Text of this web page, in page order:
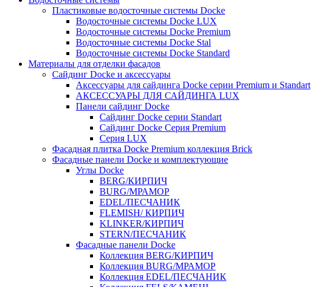
Пластиковые водосточные системы Docke
Водосточные системы Docke LUX
Водосточные системы Docke Premium
Водосточные системы Docke Stal
Водосточные системы Docke Standard
Материалы для отделки фасадов
Сайдинг Docke и аксессуары
Аксессуары для сайдинга Docke серии Premium и Standart
АКСЕССУАРЫ ДЛЯ САЙДИНГА LUX
Панели сайдинг Docke
Cайдинг Docke серии Standart
Сайдинг Docke Серия Premium
Серия LUX
Фасадная плитка Docke Premium коллекция Brick
Фасадные панели Docke и комплектующие
Углы Docke
BERG/КИРПИЧ
BURG/МРАМОР
EDEL/ПЕСЧАНИК
FLEMISH/ КИРПИЧ
KLINKER/КИРПИЧ
STERN/ПЕСЧАНИК
Фасадные панели Docke
Коллекция BERG/КИРПИЧ
Коллекция BURG/МРАМОР
Коллекция EDEL/ПЕСЧАНИК